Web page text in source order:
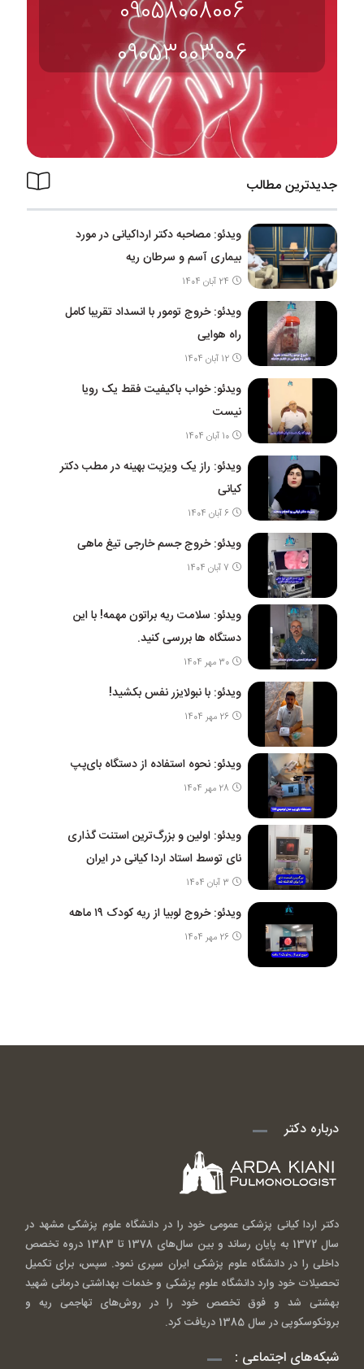
09058008006
09053003006
جدیدترین مطالب
ویدئو: مصاحبه دکتر ارداکیانی در مورد
بیماری آسم و سرطان ریه
24 آبان 1404
ویدئو: خروج تومور با انسداد تقریبا کامل
راه هوایی
12 آبان 1404
ویدئو: خواب باکیفیت فقط یک رویا
نیست
10 آبان 1404
ویدئو: راز یک ویزیت بهینه در مطب دکتر
کیانی
6 آبان 1404
ویدئو: خروج جسم خارجی تیغ ماهی
7 آبان 1404
ویدئو: سلامت ریه براتون مهمه! با این
دستگاه ها بررسی کنید.
30 مهر 1404
ویدئو: با نبولایزر نفس بکشید!
26 مهر 1404
ویدئو: نحوه استفاده از دستگاه بای‌پپ
28 مهر 1404
ویدئو: اولین و بزرگ‌ترین استنت گذاری
نای توسط استاد اردا کیانی در ایران
3 آبان 1404
ویدئو: خروج لوبیا از ریه کودک ۱۹ ماهه
26 مهر 1404
درباره دکتر
دکتر اردا کیانی پزشکی عمومی خود را در دانشگاه علوم پزشکی مشهد در
سال 1372 به پایان رساند و بین سال‌های 1378 تا 1383 دروه تخصص
داخلی را در دانشگاه علوم پزشکی ایران سپری نمود. سپس، برای تکمیل
تحصیلات خود وارد دانشگاه علوم پزشکی و خدمات بهداشتی درمانی شهید
بهشتی شد و فوق تخصص خود را در روش‌های تهاجمی ریه و
برونکوسکوپی در سال 1385 دریافت کرد.
شبکه‌های اجتماعی :